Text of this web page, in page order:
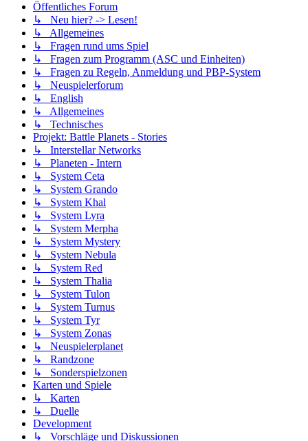
Öffentliches Forum
↳ Neu hier? -> Lesen!
↳ Allgemeines
↳ Fragen rund ums Spiel
↳ Fragen zum Programm (ASC und Einheiten)
↳ Fragen zu Regeln, Anmeldung und PBP-System
↳ Neuspielerforum
↳ English
↳ Allgemeines
↳ Technisches
Projekt: Battle Planets - Stories
↳ Interstellar Networks
↳ Planeten - Intern
↳ System Ceta
↳ System Grando
↳ System Khal
↳ System Lyra
↳ System Merpha
↳ System Mystery
↳ System Nebula
↳ System Red
↳ System Thalia
↳ System Tulon
↳ System Turnus
↳ System Tyr
↳ System Zonas
↳ Neuspielerplanet
↳ Randzone
↳ Sonderspielzonen
Karten und Spiele
↳ Karten
↳ Duelle
Development
↳ Vorschläge und Diskussionen